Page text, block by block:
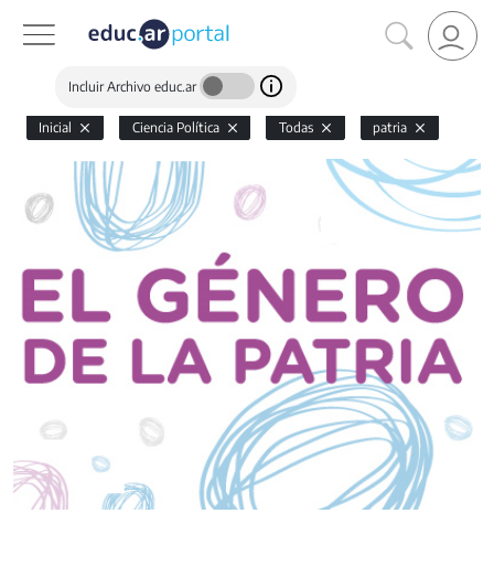
Incluir Archivo educ.ar
Inicial Ciencia Política Todas patria